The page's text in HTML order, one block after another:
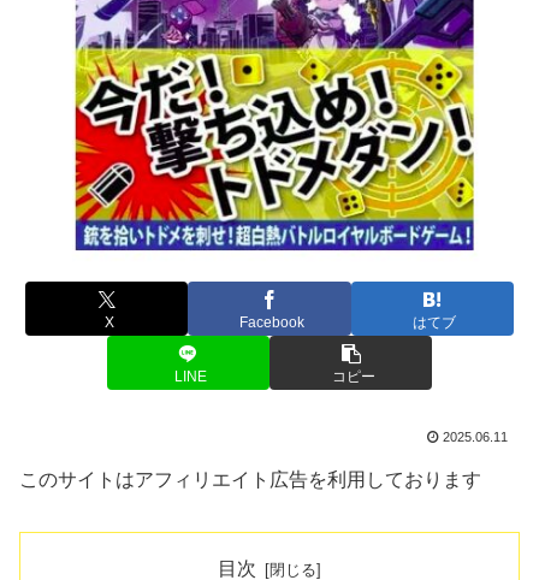
X Facebook はてブ
LINE コピー
2025.06.11
このサイトはアフィリエイト広告を利用しております
目次